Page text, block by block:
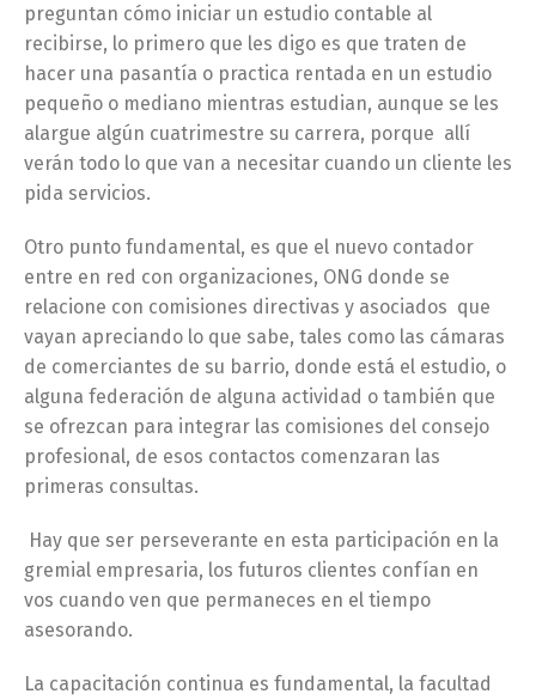
preguntan cómo iniciar un estudio contable al
recibirse, lo primero que les digo es que traten de
hacer una pasantía o practica rentada en un estudio
pequeño o mediano mientras estudian, aunque se les
alargue algún cuatrimestre su carrera, porque allí
verán todo lo que van a necesitar cuando un cliente les
pida servicios.
Otro punto fundamental, es que el nuevo contador
entre en red con organizaciones, ONG donde se
relacione con comisiones directivas y asociados que
vayan apreciando lo que sabe, tales como las cámaras
de comerciantes de su barrio, donde está el estudio, o
alguna federación de alguna actividad o también que
se ofrezcan para integrar las comisiones del consejo
profesional, de esos contactos comenzaran las
primeras consultas.
Hay que ser perseverante en esta participación en la
gremial empresaria, los futuros clientes confían en
vos cuando ven que permaneces en el tiempo
asesorando.
La capacitación continua es fundamental, la facultad